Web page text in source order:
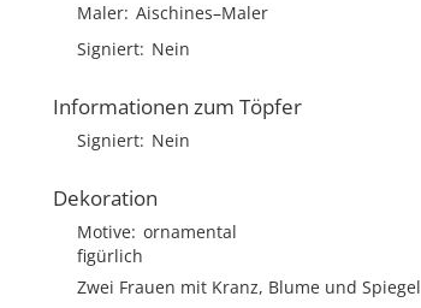
Maler Aischines–Maler
Signiert Nein
Informationen zum Töpfer
Signiert Nein
Dekoration
Motive ornamental
figürlich
Zwei Frauen mit Kranz, Blume und Spiegel